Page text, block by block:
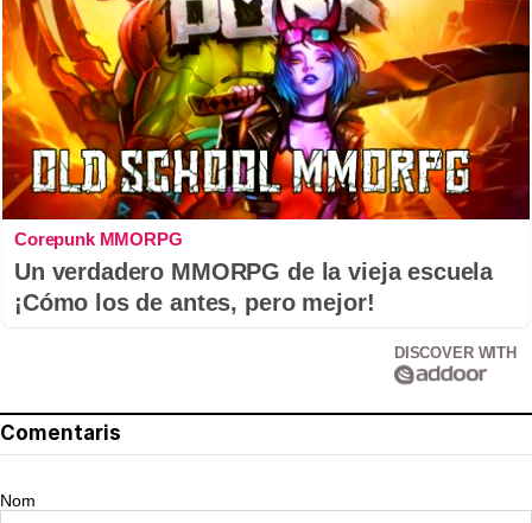
Corepunk MMORPG
Un verdadero MMORPG de la vieja escuela
¡Cómo los de antes, pero mejor!
DISCOVER WITH
Comentaris
Nom